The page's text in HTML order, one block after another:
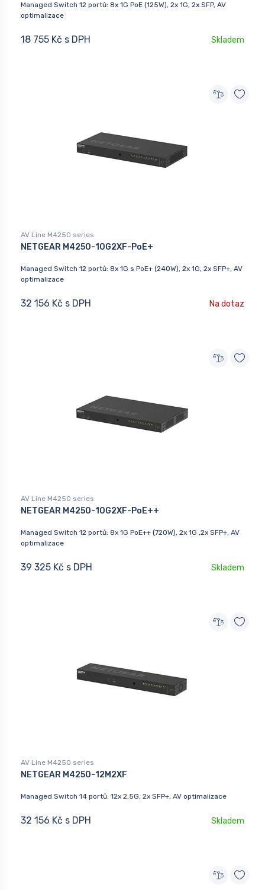
Managed Switch 12 portů: 8x 1G PoE (125W), 2x 1G, 2x SFP, AV
optimalizace
18 755 Kč s DPH Skladem
AV Line M4250 series
NETGEAR M4250-10G2XF-PoE+
Managed Switch 12 portů: 8x 1G s PoE+ (240W), 2x 1G, 2x SFP+, AV
optimalizace
32 156 Kč s DPH Na dotaz
AV Line M4250 series
NETGEAR M4250-10G2XF-PoE++
Managed Switch 12 portů: 8x 1G PoE++ (720W), 2x 1G ,2x SFP+, AV
optimalizace
39 325 Kč s DPH Skladem
AV Line M4250 series
NETGEAR M4250-12M2XF
Managed Switch 14 portů: 12x 2,5G, 2x SFP+, AV optimalizace
32 156 Kč s DPH Skladem